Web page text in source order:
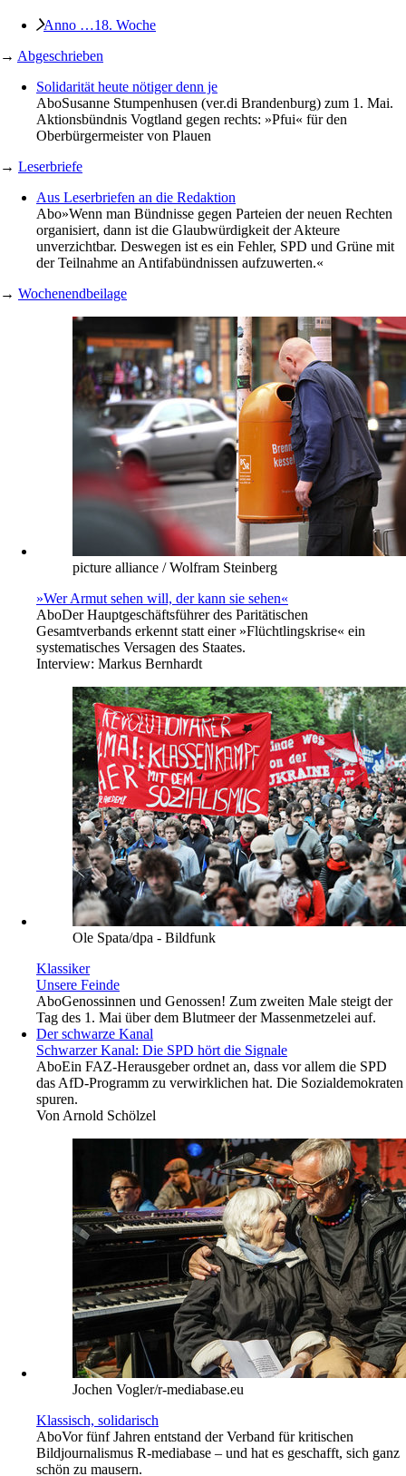
Anno …18. Woche
→ Abgeschrieben
Solidarität heute nötiger denn je
AboSusanne Stumpenhusen (ver.di Brandenburg) zum 1. Mai.
Aktionsbündnis Vogtland gegen rechts: »Pfui« für den
Oberbürgermeister von Plauen
→ Leserbriefe
Aus Leserbriefen an die Redaktion
Abo»Wenn man Bündnisse gegen Parteien der neuen Rechten
organisiert, dann ist die Glaubwürdigkeit der Akteure
unverzichtbar. Deswegen ist es ein Fehler, SPD und Grüne mit
der Teilnahme an Antifabündnissen aufzuwerten.«
→ Wochenendbeilage
picture alliance / Wolfram Steinberg
»Wer Armut sehen will, der kann sie sehen«
AboDer Hauptgeschäftsführer des Paritätischen
Gesamtverbands erkennt statt einer »Flüchtlingskrise« ein
systematisches Versagen des Staates.
Interview: Markus Bernhardt
Ole Spata/dpa - Bildfunk
Klassiker
Unsere Feinde
AboGenossinnen und Genossen! Zum zweiten Male steigt der
Tag des 1. Mai über dem Blutmeer der Massenmetzelei auf.
Der schwarze Kanal
Schwarzer Kanal: Die SPD hört die Signale
AboEin FAZ-Herausgeber ordnet an, dass vor allem die SPD
das AfD-Programm zu verwirklichen hat. Die Sozialdemokraten
spuren.
Von Arnold Schölzel
Jochen Vogler/r-mediabase.eu
Klassisch, solidarisch
AboVor fünf Jahren entstand der Verband für kritischen
Bildjournalismus R-mediabase – und hat es geschafft, sich ganz
schön zu mausern.